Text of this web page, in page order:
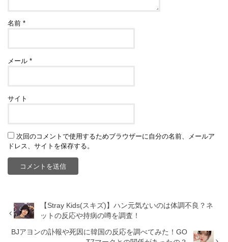
名前*
メール*
サイト
次回のコメントで使用するためブラウザーに自分の名前、メールア
ドレス、サイトを保存する。
【Stray Kids(スキズ)】ハン元気ないのは体調不良？ネ
ットの反応や持病の噂を調査！
BJアヨンの訃報や死因に韓国の反応を調べてみた！GO